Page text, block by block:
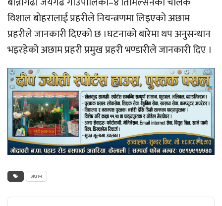
विशाल बोहरालाई प्रहरीले नियन्त्रणमा लिइएको अछाम
प्रहरीले जानकारी दिएको छ ।घटनाको बारेमा थप अनुसन्धान
भइरहेको अछाम प्रहरी प्रमुख प्रहरी भण्डारीले जानकारी दिए ।
अछाम